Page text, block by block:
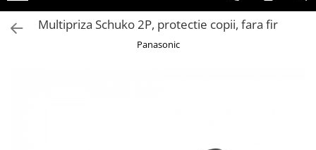
Flexibile
Siliconice
Multipriza Schuko 2P, protectie copii, fara fir
Panasonic